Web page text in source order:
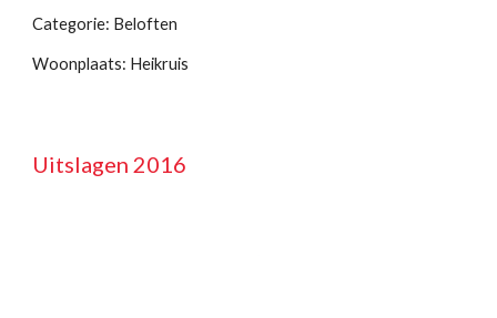
Categorie: Beloften
Woonplaats: Heikruis
Uitslagen 2016